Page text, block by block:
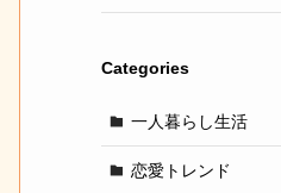
Categories
一人暮らし生活
恋愛トレンド